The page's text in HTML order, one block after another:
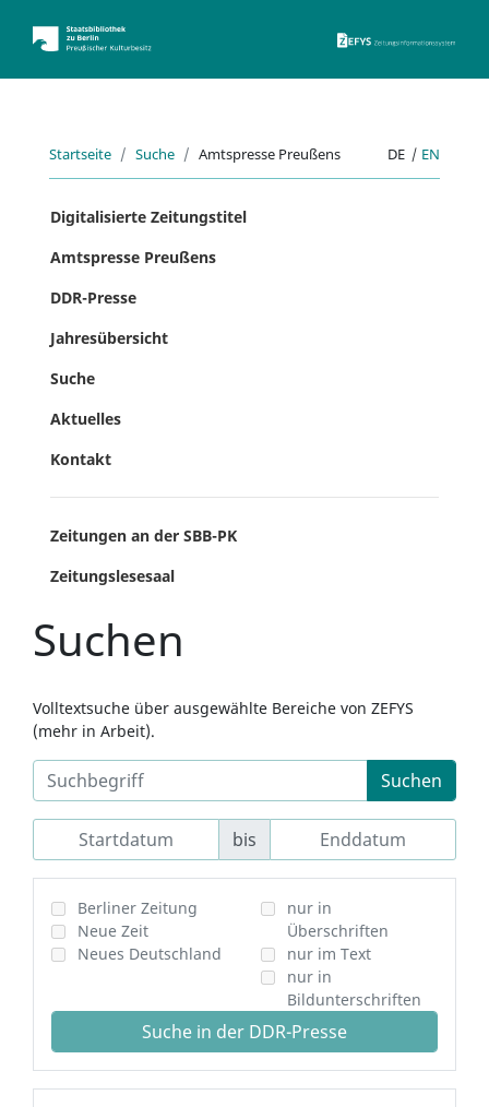
Startseite Suche Amtspresse Preußens DE | EN
Digitalisierte Zeitungstitel
Amtspresse Preußens
DDR-Presse
Jahresübersicht
Suche
Aktuelles
Kontakt
Zeitungen an der SBB-PK
Zeitungslesesaal
Suchen
Volltextsuche über ausgewählte Bereiche von ZEFYS
(mehr in Arbeit).
Suchen
bis
Berliner Zeitung
Neue Zeit
Neues Deutschland
nur in
Überschriften
nur im Text
nur in
Bildunterschriften
Suche in der DDR-Presse